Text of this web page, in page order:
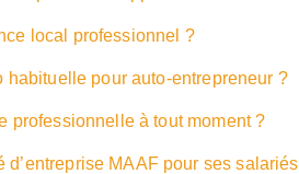
local professionnel ?
pour auto-entrepreneur ?
professionnelle à tout moment ?
MAAF pour ses